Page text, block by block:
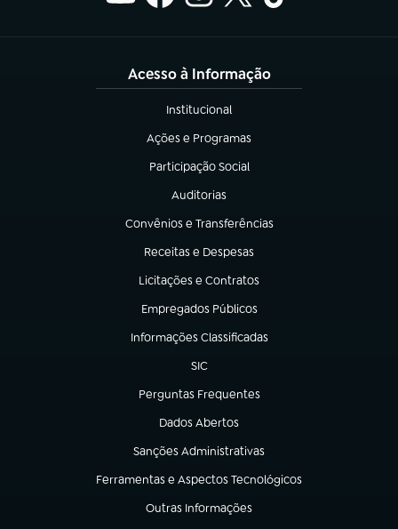
Acesso à Informação
Institucional
(abre em nova aba)
Ações e Programas
(abre em nova aba)
Participação Social
(abre em nova aba)
Auditorias
(abre em nova aba)
Convênios e Transferências
(abre em nova aba)
Receitas e Despesas
(abre em nova aba)
Licitações e Contratos
(abre em nova aba)
Empregados Públicos
(abre em nova aba)
Informações Classificadas
(abre em nova aba)
SIC
(abre em nova aba)
Perguntas Frequentes
(abre em nova aba)
Dados Abertos
(abre em nova aba)
Sanções Administrativas
(abre em nova aba)
Ferramentas e Aspectos Tecnológicos
(abre em nova aba)
Outras Informações
(abre em nova aba)